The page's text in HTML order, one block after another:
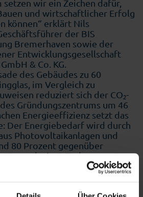
wir ein Zeichen dafür,
und wirtschaftlicher Erfolg
können“ erklärt Nils
der BIS
Bremerhaven sowie der
Entwicklungsgesellschaft
& Co. KG.
des Gebäudes zu 60
im Vergleich zu
reduziert sich der CO₂-
Gründungszentrums um 46
Energieeffizienz setzt das
Der Energiebedarf wird durch
Photovoltaikanlagen und
80 Prozent gegenüber
reduziert. Zudem sorgt
für ein
ohne dass